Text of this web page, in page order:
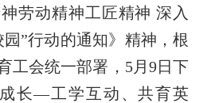
劳动精神工匠精神 深入
”行动的通知》精神，根
工会统一部署，5月9日下
长—工学互动、共育英